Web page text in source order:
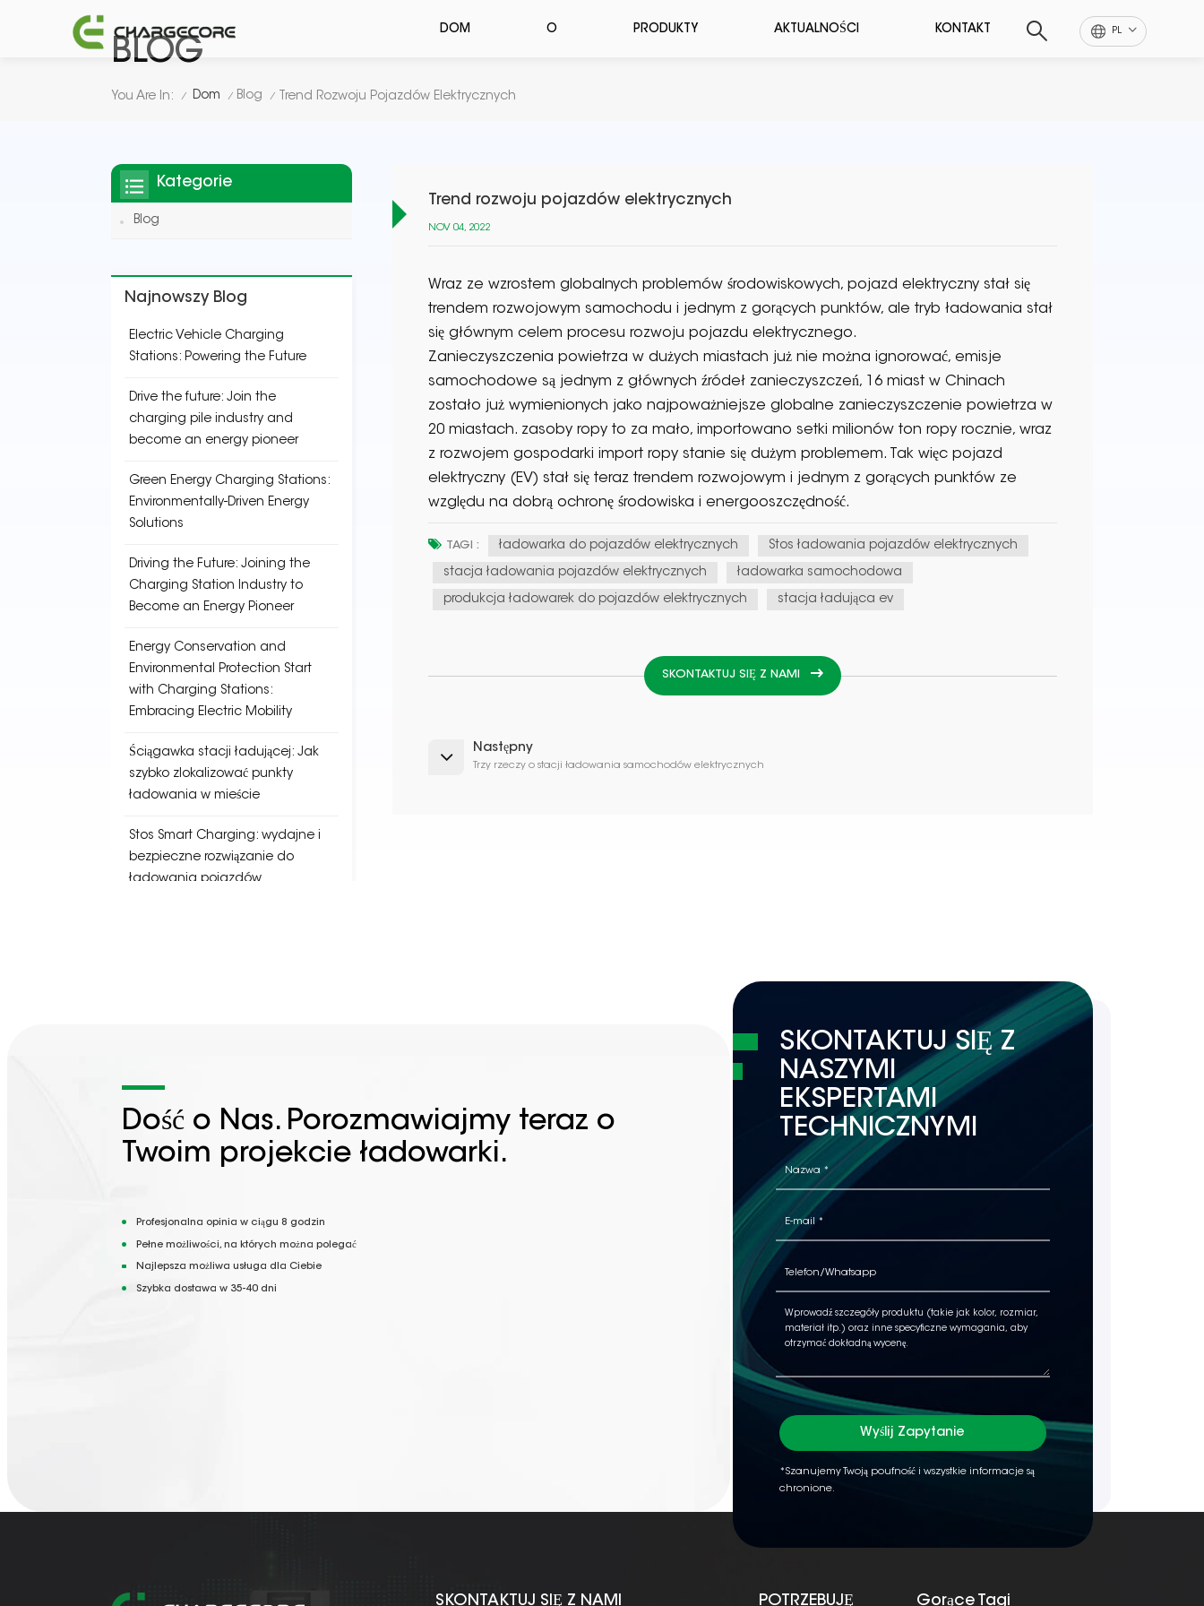
PL
DOM O PRODUKTY AKTUALNOŚCI KONTAKT
BLOG
You Are In: / Dom / Blog / Trend Rozwoju Pojazdów Elektrycznych
Trend rozwoju pojazdów elektrycznych
NOV 04, 2022
Wraz ze wzrostem globalnych problemów środowiskowych, pojazd elektryczny stał się
trendem rozwojowym samochodu i jednym z gorących punktów, ale tryb ładowania stał
się głównym celem procesu rozwoju pojazdu elektrycznego.
Zanieczyszczenia powietrza w dużych miastach już nie można ignorować, emisje
samochodowe są jednym z głównych źródeł zanieczyszczeń, 16 miast w Chinach
zostało już wymienionych jako najpoważniejsze globalne zanieczyszczenie powietrza w
20 miastach. zasoby ropy to za mało, importowano setki milionów ton ropy rocznie, wraz
z rozwojem gospodarki import ropy stanie się dużym problemem. Tak więc pojazd
elektryczny (EV) stał się teraz trendem rozwojowym i jednym z gorących punktów ze
względu na dobrą ochronę środowiska i energooszczędność.
TAGI : ładowarka do pojazdów elektrycznych Stos ładowania pojazdów elektrycznych
stacja ładowania pojazdów elektrycznych ładowarka samochodowa
produkcja ładowarek do pojazdów elektrycznych stacja ładująca ev
SKONTAKTUJ SIĘ Z NAMI
Następny
Trzy rzeczy o stacji ładowania samochodów elektrycznych
Kategorie
Blog
Najnowszy Blog
Electric Vehicle Charging
Stations: Powering the Future
Drive the future: Join the
charging pile industry and
become an energy pioneer
Green Energy Charging Stations:
Environmentally-Driven Energy
Solutions
Driving the Future: Joining the
Charging Station Industry to
Become an Energy Pioneer
Energy Conservation and
Environmental Protection Start
with Charging Stations:
Embracing Electric Mobility
Ściągawka stacji ładującej: Jak
szybko zlokalizować punkty
ładowania w mieście
Stos Smart Charging: wydajne i
bezpieczne rozwiązanie do
ładowania pojazdów
TAGI
EV Charging Infrastructure
EV Charger Installation
Electric Vehicle Charging Port
Dość o Nas. Porozmawiajmy teraz o
Twoim projekcie ładowarki.
Profesjonalna opinia w ciągu 8 godzin
Pełne możliwości, na których można polegać
Najlepsza możliwa usługa dla Ciebie
Szybka dostawa w 35-40 dni
SKONTAKTUJ SIĘ Z
NASZYMI
EKSPERTAMI
TECHNICZNYMI
Wyślij Zapytanie
*Szanujemy Twoją poufność i wszystkie informacje są
chronione.
SKONTAKTUJ SIĘ Z NAMI POTRZEBUJĘ Gorące Tagi